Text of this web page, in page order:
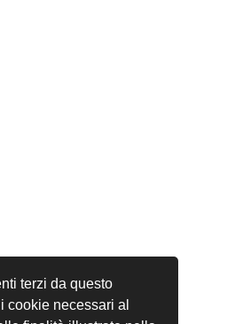
terzi da questo
cookie necessari al